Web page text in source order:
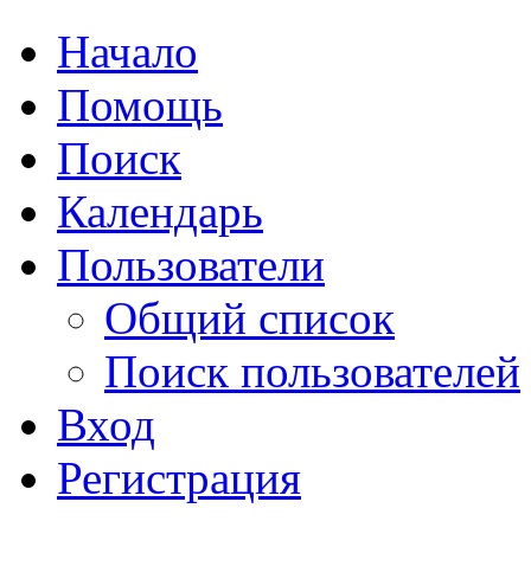
Начало
Помощь
Поиск
Календарь
Пользователи
Общий список
Поиск пользователей
Вход
Регистрация